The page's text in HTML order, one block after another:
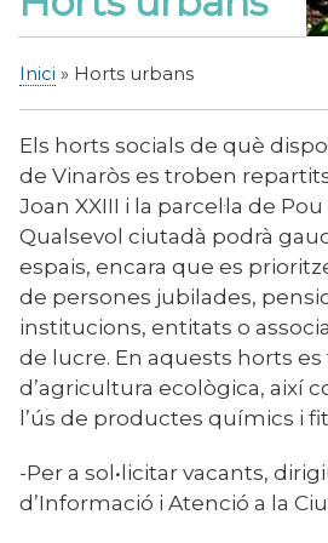
Inici Horts urbans
Els horts socials de què
de Vinaròs es troben
Joan XXIII i la parcel·la de
Qualsevol ciutadà podrà
espais, encara que es
de persones jubilades,
institucions, entitats o
de lucre. En aquests horts
d’agricultura ecològica, així
l’ús de productes químics i
-Per a sol•licitar vacants,
d’Informació i Atenció a la